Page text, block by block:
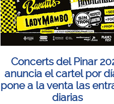
Concerts del Pinar
anuncia el cartel por
pone a la venta las
diarias